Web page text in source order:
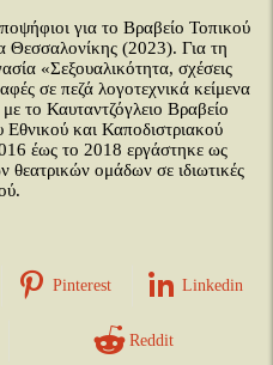
για το Βραβείο Τοπικού
Θεσσαλονίκης (2023). Για τη
«Σεξουαλικότητα, σχέσεις
σε πεζά λογοτεχνικά κείμενα
το Καυταντζόγλειο Βραβείο
και Καποδιστριακού
έως το 2018 εργάστηκε ως
θεατρικών ομάδων σε ιδιωτικές
Pinterest Linkedin
Reddit